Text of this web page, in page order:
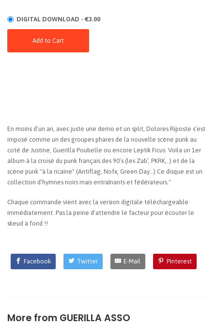
DIGITAL DOWNLOAD - €3.00
Add to Cart
En moins d’un an, avec juste une demo et un split, Dolores Riposte s’est
imposé comme un des groupes phares de la nouvelle scène punk au
coté de Justine, Guerilla Poubelle ou encore Leptik Ficus. Voila un 1er
album à la croisé du punk français des 90’s (les Zab’, PKRK,..) et de la
scène punk "à la ricaine" (Antiflag, Nofx, Green Day...) Ce disque est un
collection d’hymnes noirs mais entraînants et fédérateurs."
Chaque commande vient avec la version digitale téléchargeable
immédiatement. Pas la peine d'attendre le facteur pour écouter le
skeud à fond !!
Facebook Twitter E-Mail Pinterest
More from GUERILLA ASSO